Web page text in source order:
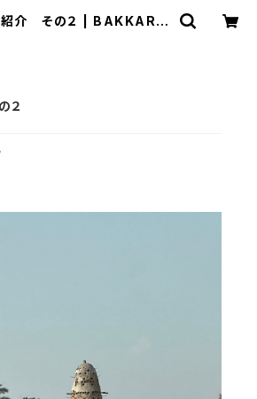
紹介 その２ | BAKKAR C
２